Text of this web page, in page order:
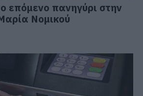
επόμενο πανηγύρι στην
Νομικού